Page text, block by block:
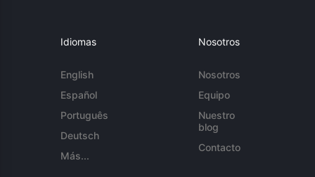
Idiomas
English
Español
Português
Deutsch
Más...
Nosotros
Nosotros
Equipo
Nuestro
blog
Contacto